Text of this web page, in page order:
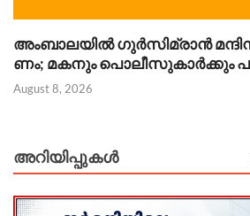
അംബാലയിൽ ഗുർസിമ്രാൻ
ണം; മകനും പൊലീസുകാർക്കും
August 8, 2026
അറിയിപ്പുകള്‍